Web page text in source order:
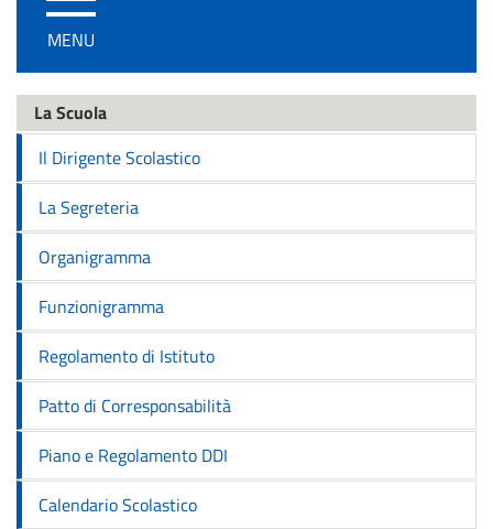
/
disattiva
navigazione
MENU
La Scuola
Il Dirigente Scolastico
La Segreteria
Organigramma
Funzionigramma
Regolamento di Istituto
Patto di Corresponsabilità
Piano e Regolamento DDI
Calendario Scolastico